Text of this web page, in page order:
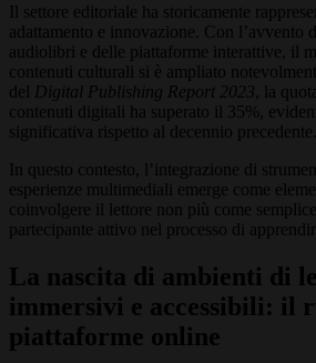
Il settore editoriale ha storicamente
adattamento e innovazione. Con l’avvento
audiolibri e delle piattaforme interattive, il
contenuti culturali si è ampliato
del
Digital Publishing Report 2023 , la
contenuti digitali ha superato il 35%,
significativa rispetto al decennio precedente.
In questo contesto, l’integrazione di
esperienze multimediali emerge come
coinvolgere il lettore non più come
partecipante attivo nel processo di
La nascita di ambienti di
immersivi e accessibili: il
piattaforme online